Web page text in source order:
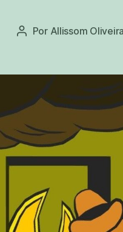
Autor
Por Allissom Oliveira